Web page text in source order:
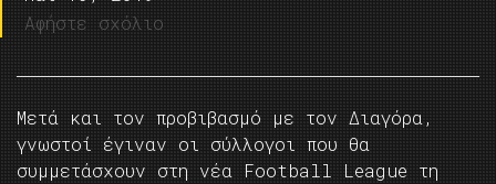
Αφήστε σχόλιο
Μετά και τον προβιβασμό με τον Διαγόρα,
γνωστοί έγιναν οι σύλλογοι που θα
συμμετάσχουν στη νέα Football League τη